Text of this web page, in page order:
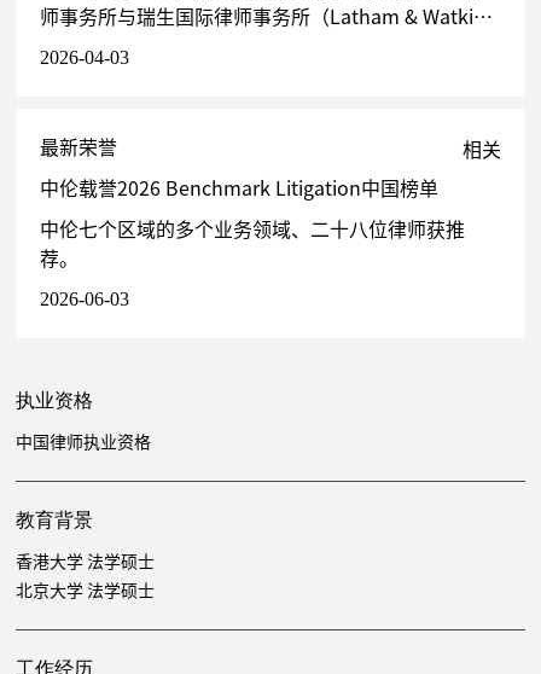
司"）及其下属公司的控制权纠纷案
代表某有限公司处理其持股公司违规更换董事长的董事会、股东会决
议效力纠纷案，案涉客户公司控制权
合资纠纷案，案涉当地最大的水电站项目公司的控制权
担任雷士照明董事会法律顾问，处理雷士照明控制权纠纷
代表国内某大型保险公司设立的信托计划的债权追收两个案件，涉案
购纠纷案，涉案标的额8亿元人民币，获得胜诉判决
服务，本案涉及5亿元人民币上市公司股票质押式回购纠纷事宜，获
购纠纷案，涉案标的额6.8亿元人民币，获得胜诉判决
代表东兴证券处理其与某农机军工上市公司股东质押式证券回购纠纷
案，涉案标的额4.68亿元人民币，获得胜诉判决
师事务所与瑞生国际律师事务所（Latham & Watkins
2026-04-03
最新荣誉 相关
中伦载誉2026 Benchmark Litigation中国榜单
中伦七个区域的多个业务领域、二十八位律师获推
荐。
2026-06-03
执业资格
中国律师执业资格
教育背景
香港大学 法学硕士
北京大学 法学硕士
工作经历